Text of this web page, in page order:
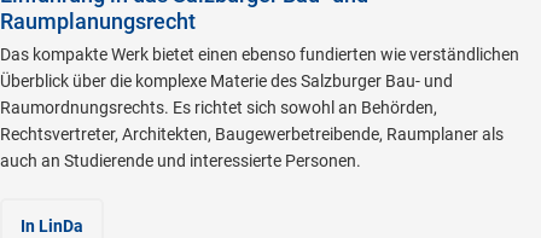
Raumplanungsrecht
Das kompakte Werk bietet einen ebenso fundierten wie verständlichen
Überblick über die komplexe Materie des Salzburger Bau- und
Raumordnungsrechts. Es richtet sich sowohl an Behörden,
Rechtsvertreter, Architekten, Baugewerbetreibende, Raumplaner als
auch an Studierende und interessierte Personen.
In LinDa